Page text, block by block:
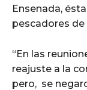
Ensenada,
pescadores de
“En las
reajuste a la
pero, se